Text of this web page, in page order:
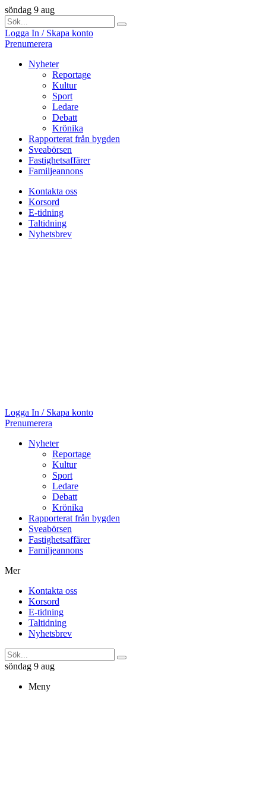
söndag 9 aug
Logga In / Skapa konto
Prenumerera
Nyheter
Reportage
Kultur
Sport
Ledare
Debatt
Krönika
Rapporterat från bygden
Sveabörsen
Fastighetsaffärer
Familjeannons
Kontakta oss
Korsord
E-tidning
Taltidning
Nyhetsbrev
Logga In / Skapa konto
Prenumerera
Nyheter
Reportage
Kultur
Sport
Ledare
Debatt
Krönika
Rapporterat från bygden
Sveabörsen
Fastighetsaffärer
Familjeannons
Mer
Kontakta oss
Korsord
E-tidning
Taltidning
Nyhetsbrev
söndag 9 aug
Meny